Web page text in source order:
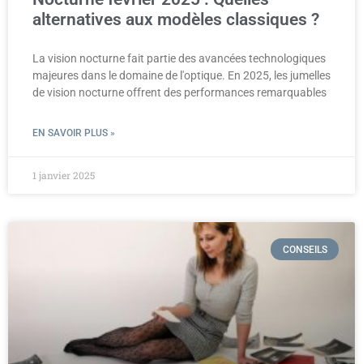
alternatives aux modèles classiques ?
La vision nocturne fait partie des avancées technologiques
majeures dans le domaine de l'optique. En 2025, les jumelles
de vision nocturne offrent des performances remarquables
EN SAVOIR PLUS »
1 janvier 2025
CONSEILS